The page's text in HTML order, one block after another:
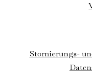
Stornierungs-